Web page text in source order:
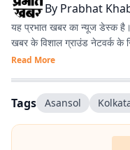
By Prabhat
यह प्रभात खबर का न्यूज डेस्क
खबर के विशाल ग्राउंड नेटवर्क के
Read More
Tags Asansol